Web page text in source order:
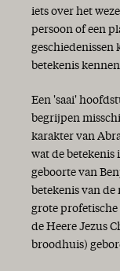
iets over het
persoon of een
geschiedenissen
betekenis
Een 'saai'
begrijpen
karakter van
wat de betekenis
geboorte van
betekenis van
grote
de Heere Jezus
broodhuis)